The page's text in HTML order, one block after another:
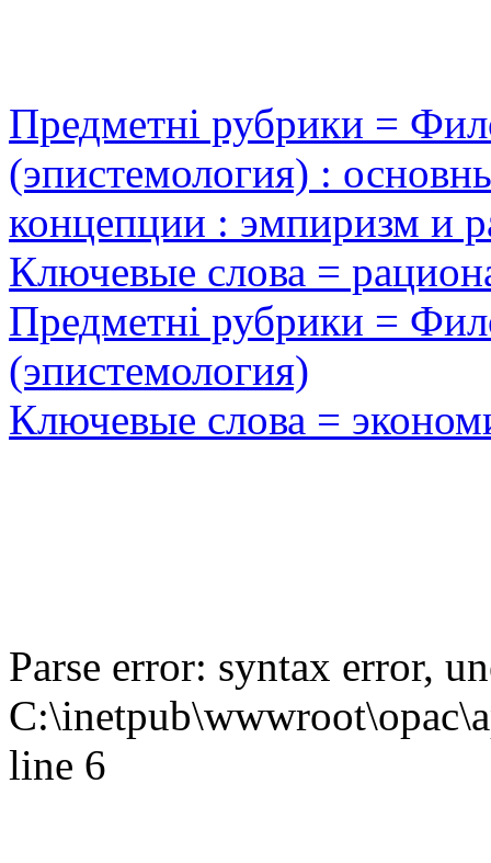
Предметні рубрики =
(эпистемология) :
концепции : эмпиризм и
Ключевые слова =
Предметні рубрики =
(эпистемология)
Ключевые слова =
Parse error: syntax error,
line 6